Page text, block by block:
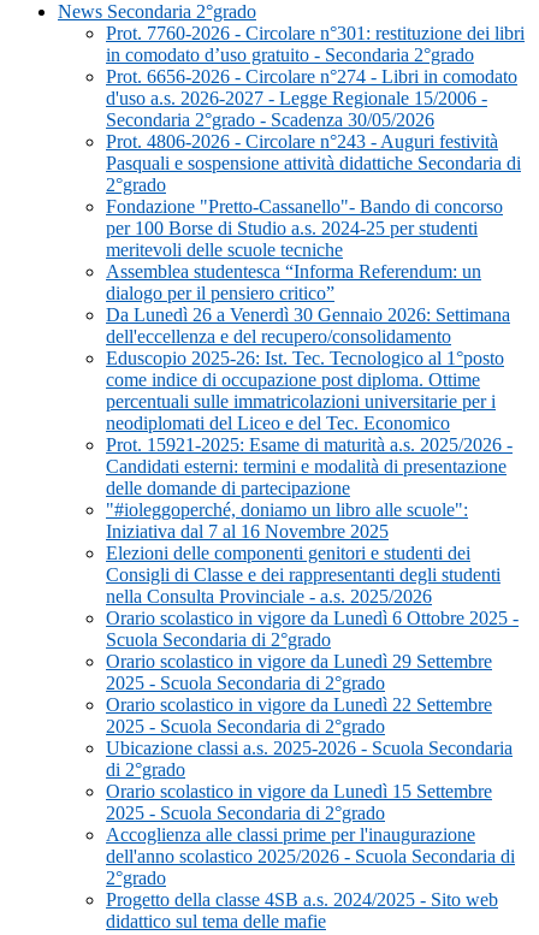
News Secondaria 2°grado
Prot. 7760-2026 - Circolare n°301: restituzione dei libri
in comodato d’uso gratuito - Secondaria 2°grado
Prot. 6656-2026 - Circolare n°274 - Libri in comodato
d'uso a.s. 2026-2027 - Legge Regionale 15/2006 -
Secondaria 2°grado - Scadenza 30/05/2026
Prot. 4806-2026 - Circolare n°243 - Auguri festività
Pasquali e sospensione attività didattiche Secondaria di
2°grado
Fondazione "Pretto-Cassanello"- Bando di concorso
per 100 Borse di Studio a.s. 2024-25 per studenti
meritevoli delle scuole tecniche
Assemblea studentesca “Informa Referendum: un
dialogo per il pensiero critico”
Da Lunedì 26 a Venerdì 30 Gennaio 2026: Settimana
dell'eccellenza e del recupero/consolidamento
Eduscopio 2025-26: Ist. Tec. Tecnologico al 1°posto
come indice di occupazione post diploma. Ottime
percentuali sulle immatricolazioni universitarie per i
neodiplomati del Liceo e del Tec. Economico
Prot. 15921-2025: Esame di maturità a.s. 2025/2026 -
Candidati esterni: termini e modalità di presentazione
delle domande di partecipazione
"#ioleggoperché, doniamo un libro alle scuole":
Iniziativa dal 7 al 16 Novembre 2025
Elezioni delle componenti genitori e studenti dei
Consigli di Classe e dei rappresentanti degli studenti
nella Consulta Provinciale - a.s. 2025/2026
Orario scolastico in vigore da Lunedì 6 Ottobre 2025 -
Scuola Secondaria di 2°grado
Orario scolastico in vigore da Lunedì 29 Settembre
2025 - Scuola Secondaria di 2°grado
Orario scolastico in vigore da Lunedì 22 Settembre
2025 - Scuola Secondaria di 2°grado
Ubicazione classi a.s. 2025-2026 - Scuola Secondaria
di 2°grado
Orario scolastico in vigore da Lunedì 15 Settembre
2025 - Scuola Secondaria di 2°grado
Accoglienza alle classi prime per l'inaugurazione
dell'anno scolastico 2025/2026 - Scuola Secondaria di
2°grado
Progetto della classe 4SB a.s. 2024/2025 - Sito web
didattico sul tema delle mafie